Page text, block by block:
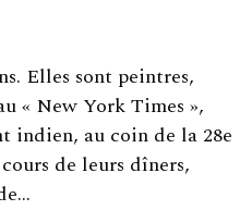
Elles sont peintres,
« New York Times »,
indien, au coin de la 28e
de leurs dîners,